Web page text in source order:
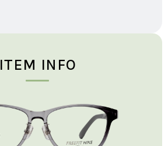
ITEM INFO